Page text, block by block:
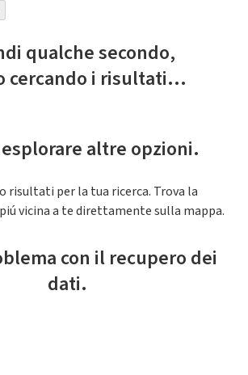
qualche secondo,
cercando i risultati...
esplorare altre opzioni.
risultati per la tua ricerca. Trova la
vicina a te direttamente sulla mappa.
con il recupero dei
dati.